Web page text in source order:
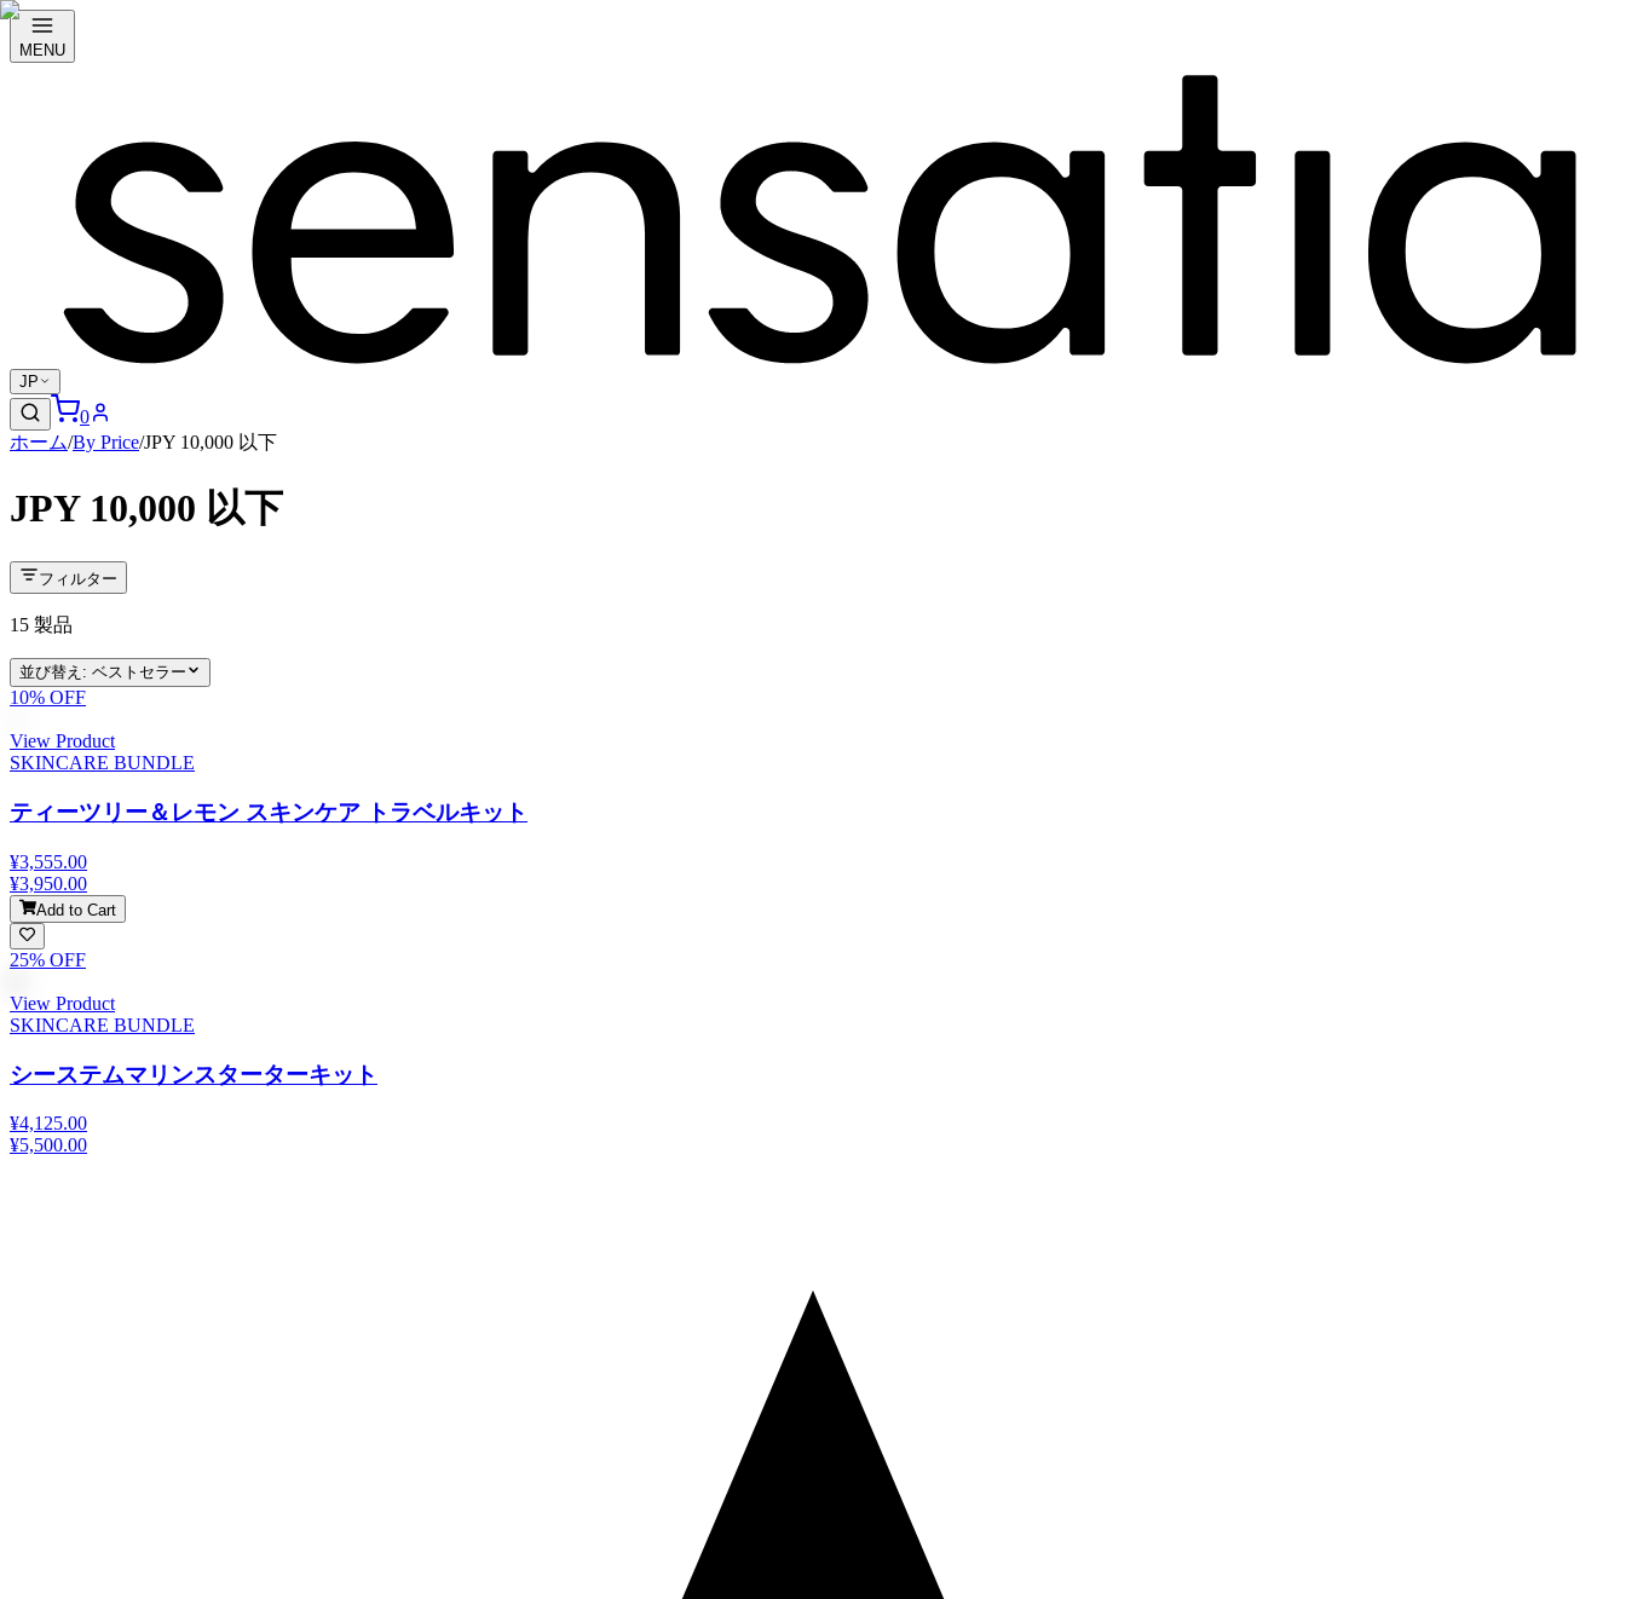
MENU
JP
0
ホーム/By Price/JPY 10,000 以下
JPY 10,000 以下
フィルター
15 製品
並び替え : ベストセラー
10% OFF
View Product
SKINCARE BUNDLE
ティーツリー＆レモン スキンケア トラベルキット
¥3,555.00
¥3,950.00
Add to Cart
25% OFF
View Product
SKINCARE BUNDLE
シーステムマリンスターターキット
¥4,125.00
¥5,500.00